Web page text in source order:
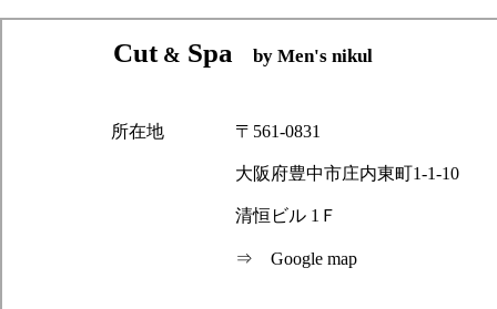
Cut & Spa by Men's nikul
所在地 〒561-0831
大阪府豊中市庄内東町1-1-10
清恒ビル 1Ｆ
⇒ Google map